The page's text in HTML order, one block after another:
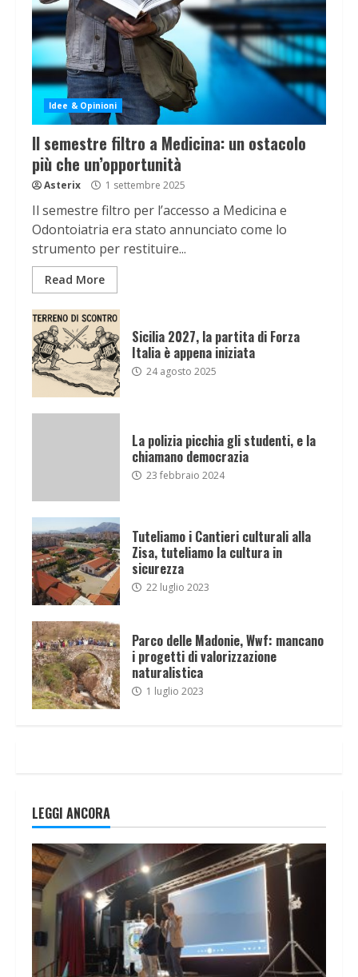
Idee & Opinioni
Il semestre filtro a Medicina: un ostacolo
più che un’opportunità
Asterix 1 settembre 2025
Il semestre filtro per l’accesso a Medicina e
Odontoiatria era stato annunciato come lo
strumento per restituire...
Read More
Sicilia 2027, la partita di Forza
Italia è appena iniziata
24 agosto 2025
La polizia picchia gli studenti, e la
chiamano democrazia
23 febbraio 2024
Tuteliamo i Cantieri culturali alla
Zisa, tuteliamo la cultura in
sicurezza
22 luglio 2023
Parco delle Madonie, Wwf: mancano
i progetti di valorizzazione
naturalistica
1 luglio 2023
LEGGI ANCORA